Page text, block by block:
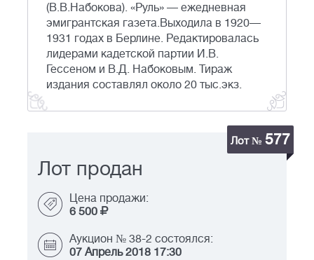
(В.В.Набокова). «Руль» — ежедневная
эмигрантская газета.Выходила в 1920—
1931 годах в Берлине. Редактировалась
лидерами кадетской партии И.В.
Гессеном и В.Д. Набоковым. Тираж
издания составлял около 20 тыс.экз.
Лот № 577
Лот продан
Цена продажи:
6 500
Аукцион № 38-2 состоялся:
07 Апрель 2018 17:30